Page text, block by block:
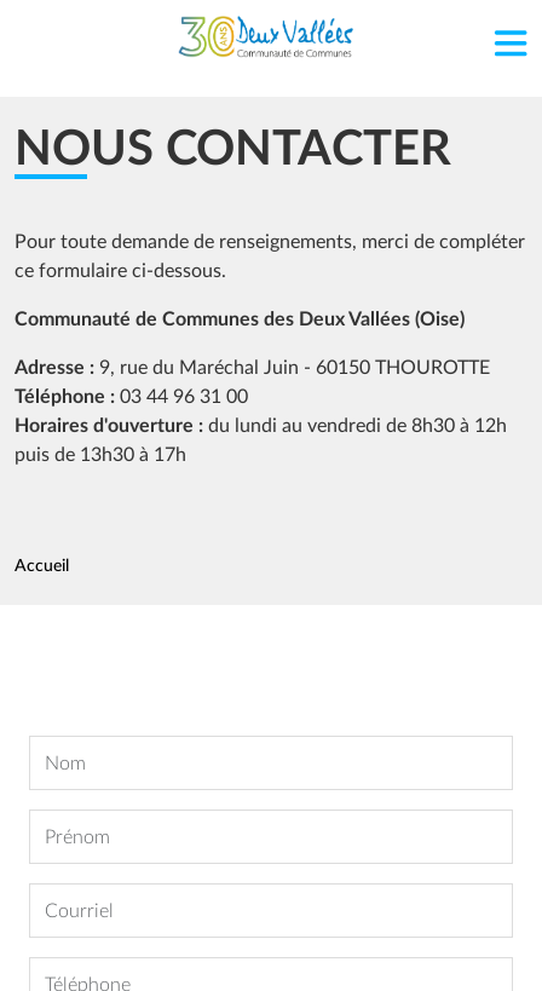
Aller au contenu principal
NOUS CONTACTER
Pour toute demande de renseignements, merci de compléter
ce formulaire ci-dessous.
Communauté de Communes des Deux Vallées (Oise)
Adresse : 9, rue du Maréchal Juin - 60150 THOUROTTE
Téléphone : 03 44 96 31 00
Horaires d'ouverture : du lundi au vendredi de 8h30 à 12h
puis de 13h30 à 17h
Fil d'Ariane
Accueil